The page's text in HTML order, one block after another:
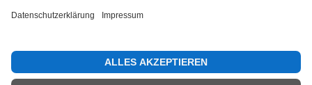
Anwendungstechniken so, dass du sie wirklich verstehst und